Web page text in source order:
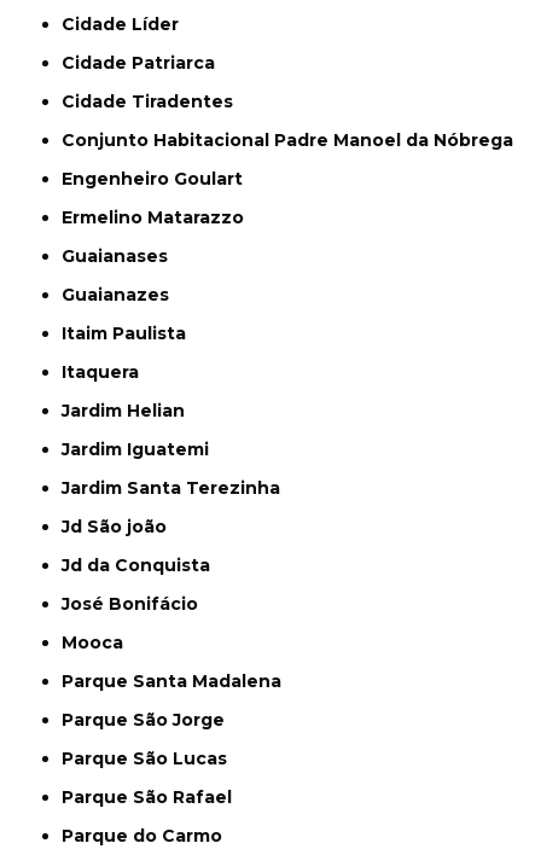
Cidade Líder
Cidade Patriarca
Cidade Tiradentes
Conjunto Habitacional Padre Manoel da Nóbrega
Engenheiro Goulart
Ermelino Matarazzo
Guaianases
Guaianazes
Itaim Paulista
Itaquera
Jardim Helian
Jardim Iguatemi
Jardim Santa Terezinha
Jd São joão
Jd da Conquista
José Bonifácio
Mooca
Parque Santa Madalena
Parque São Jorge
Parque São Lucas
Parque São Rafael
Parque do Carmo